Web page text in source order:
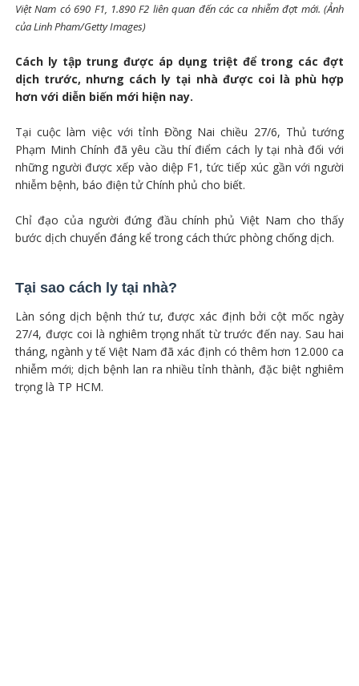
Việt Nam có 690 F1, 1.890 F2 liên quan đến các ca nhiễm đợt mới. (Ảnh
của Linh Pham/Getty Images)
Cách ly tập trung được áp dụng triệt để trong các đợt
dịch trước, nhưng cách ly tại nhà được coi là phù hợp
hơn với diễn biến mới hiện nay.
Tại cuộc làm việc với tỉnh Đồng Nai chiều 27/6, Thủ tướng
Phạm Minh Chính đã yêu cầu thí điểm cách ly tại nhà đối với
những người được xếp vào diệp F1, tức tiếp xúc gần với người
nhiễm bệnh, báo điện tử Chính phủ cho biết.
Chỉ đạo của người đứng đầu chính phủ Việt Nam cho thấy
bước dịch chuyển đáng kể trong cách thức phòng chống dịch.
Tại sao cách ly tại nhà?
Làn sóng dịch bệnh thứ tư, được xác định bởi cột mốc ngày
27/4, được coi là nghiêm trọng nhất từ trước đến nay. Sau hai
tháng, ngành y tế Việt Nam đã xác định có thêm hơn 12.000 ca
nhiễm mới; dịch bệnh lan ra nhiều tỉnh thành, đặc biệt nghiêm
trọng là TP HCM.